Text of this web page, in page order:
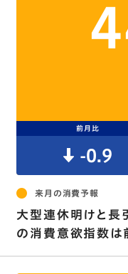
前月比
-0.9
来月の消費予報
大型連休明けと長
の消費意欲指数は